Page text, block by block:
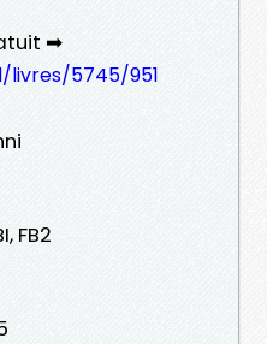
➡
5745/951
FB2